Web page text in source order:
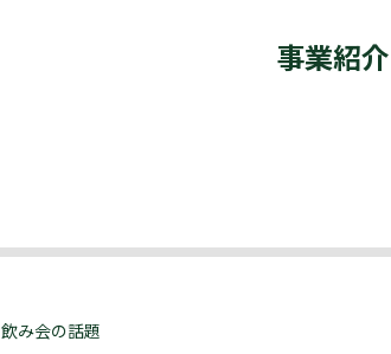
事業紹介
飲み会の話題